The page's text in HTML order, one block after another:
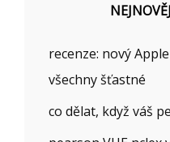
recenze: nový
všechny šťastné
co dělat, když váš